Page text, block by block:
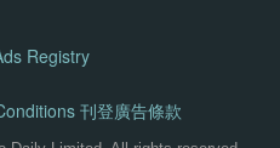
Registry
刊登廣告條款